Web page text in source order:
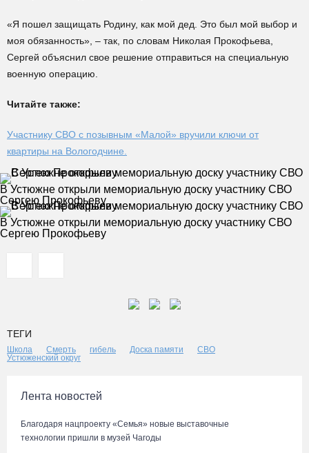
«Я пошел защищать Родину, как мой дед. Это был мой выбор и
моя обязанность», – так, по словам Николая Прокофьева,
Сергей объяснил свое решение отправиться на специальную
военную операцию.
Читайте также:
Участнику СВО с позывным «Малой» вручили ключи от
квартиры на Вологодчине.
В Устюжне открыли мемориальную доску участнику СВО
Сергею Прокофьеву
В Устюжне открыли мемориальную доску участнику СВО
Сергею Прокофьеву
ТЕГИ
Школа Смерть гибель Доска памяти
СВО
Устюженский округ
Лента новостей
Благодаря нацпроекту «Семья» новые выставочные
технологии пришли в музей Чагоды